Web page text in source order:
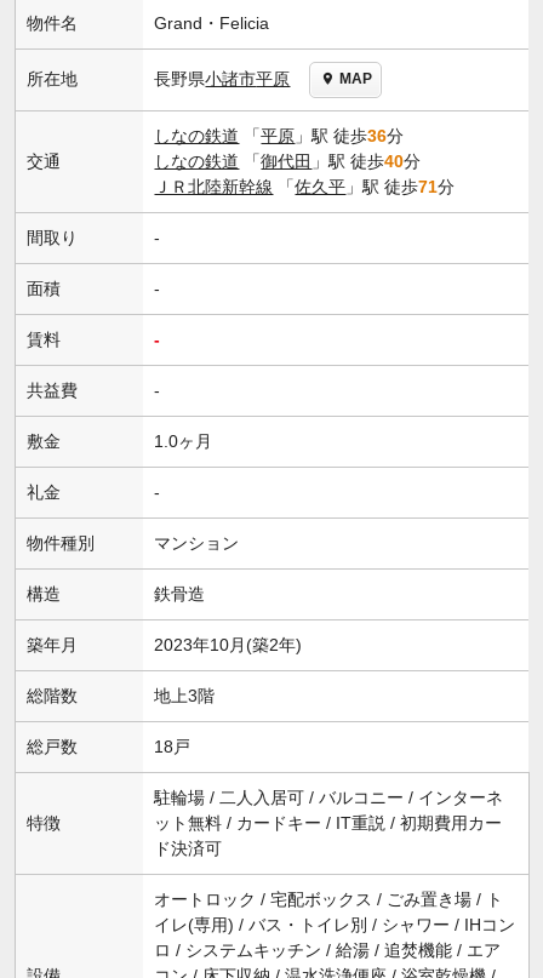
物件名 Grand・Felicia
所在地 長野県小諸市平原 MAP
交通
しなの鉄道 「平原 」駅 徒歩36分
しなの鉄道 「御代田 」駅 徒歩40分
ＪＲ北陸新幹線 「佐久平 」駅 徒歩71分
間取り -
面積 -
賃料 -
共益費 -
敷金 1.0ヶ月
礼金 -
物件種別 マンション
構造 鉄骨造
築年月 2023年10月(築2年)
総階数 地上3階
総戸数 18戸
特徴
駐輪場 / 二人入居可 / バルコニー / インターネ
ット無料 / カードキー / IT重説 / 初期費用カー
ド決済可
オートロック / 宅配ボックス / ごみ置き場 / ト
イレ(専用) / バス・トイレ別 / シャワー / IHコン
ロ / システムキッチン / 給湯 / 追焚機能 / エア